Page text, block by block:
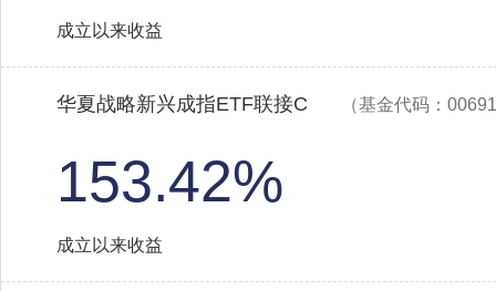
成立以来收益
华夏战略新兴成指ETF联接C （基金代码：
153.42%
成立以来收益